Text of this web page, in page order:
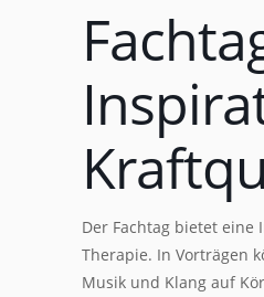
Der Fachtag bietet
Therapie. In Vorträgen
Musik und Klang auf